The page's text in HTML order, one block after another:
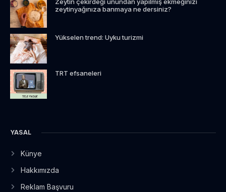
zeytinyağınıza banmaya ne dersiniz?
Yükselen trend: Uyku turizmi
TRT efsaneleri
YASAL
Künye
Hakkımızda
Reklam Başvuru